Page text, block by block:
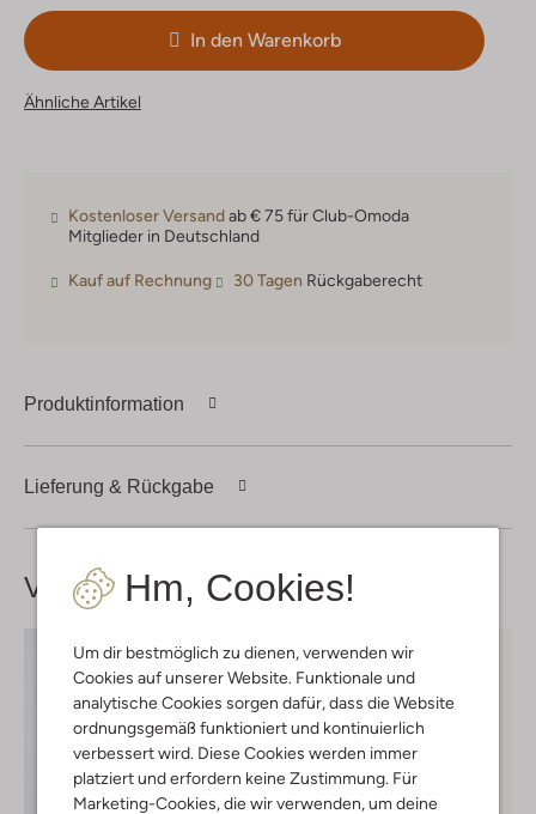
Hm, Cookies!
Um dir bestmöglich zu dienen, verwenden wir
Cookies auf unserer Website. Funktionale und
analytische Cookies sorgen dafür, dass die Website
ordnungsgemäß funktioniert und kontinuierlich
verbessert wird. Diese Cookies werden immer
platziert und erfordern keine Zustimmung. Für
Marketing-Cookies, die wir verwenden, um deine
In den Warenkorb
Ähnliche Artikel
Kostenloser Versandab € 75 für Club-Omoda
Mitglieder in Deutschland
Kauf auf Rechnung 30 Tagen Rückgaberecht
Produktinformation
Lieferung & Rückgabe
Vervollständige deinenLook